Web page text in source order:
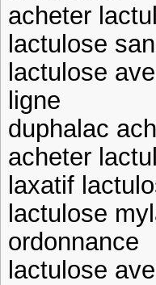
acheter
lactulose
lactulose
ligne
duphalac
acheter
laxatif
lactulose
ordonnance
lactulose